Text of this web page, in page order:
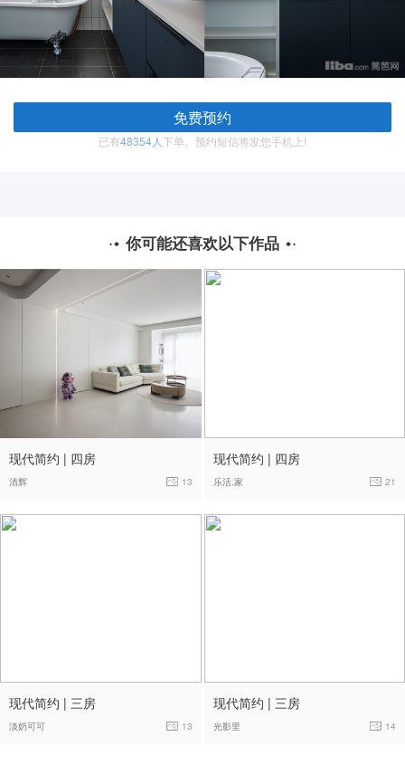
免费预约
已有48354人下单。预约短信将发您手机上!
你可能还喜欢以下作品
现代简约 | 四房
清辉 13
现代简约 | 四房
乐活.家 21
现代简约 | 三房
淡奶可可 13
现代简约 | 三房
光影里 14